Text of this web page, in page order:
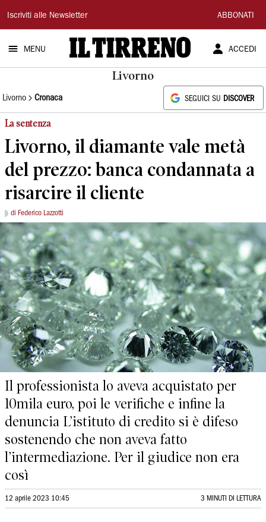
Il
Tirreno
Iscriviti alle Newsletter ABBONATI
MENU ACCEDI
Livorno
Livorno Cronaca SEGUICI SU DISCOVER
La sentenza
Livorno, il diamante vale metà
del prezzo: banca condannata a
risarcire il cliente
di Federico Lazzotti
Il professionista lo aveva acquistato per
10mila euro, poi le verifiche e infine la
denuncia L’istituto di credito si è difeso
sostenendo che non aveva fatto
l’intermediazione. Per il giudice non era
così
12 aprile 2023 10:45 3 MINUTI DI LETTURA